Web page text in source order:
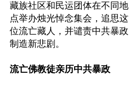
藏族社区和民运团体在不同地
点举办烛光悼念集会，追思这
位流亡藏人，并谴责中共暴政
制造新悲剧。
流亡佛教徒亲历中共暴政